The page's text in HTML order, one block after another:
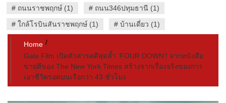
# ถนนราชพฤกษ์ (1) # ถนน346ปทุมธานี (1)
# ใกล้โรบินสันราชพฤกษ์ (1) # บ้านเดี่ยว (1)
Home
Gala Film เปิดตัวสารคดีสุดล้ำ ‘FOUR DOWN’! จากหนังสือ
ขายดีของ The New York Times สร้างจากเรื่องจริงของการ
เอาชีวิตรอดบนเรือกว่า 43 ชั่วโมง